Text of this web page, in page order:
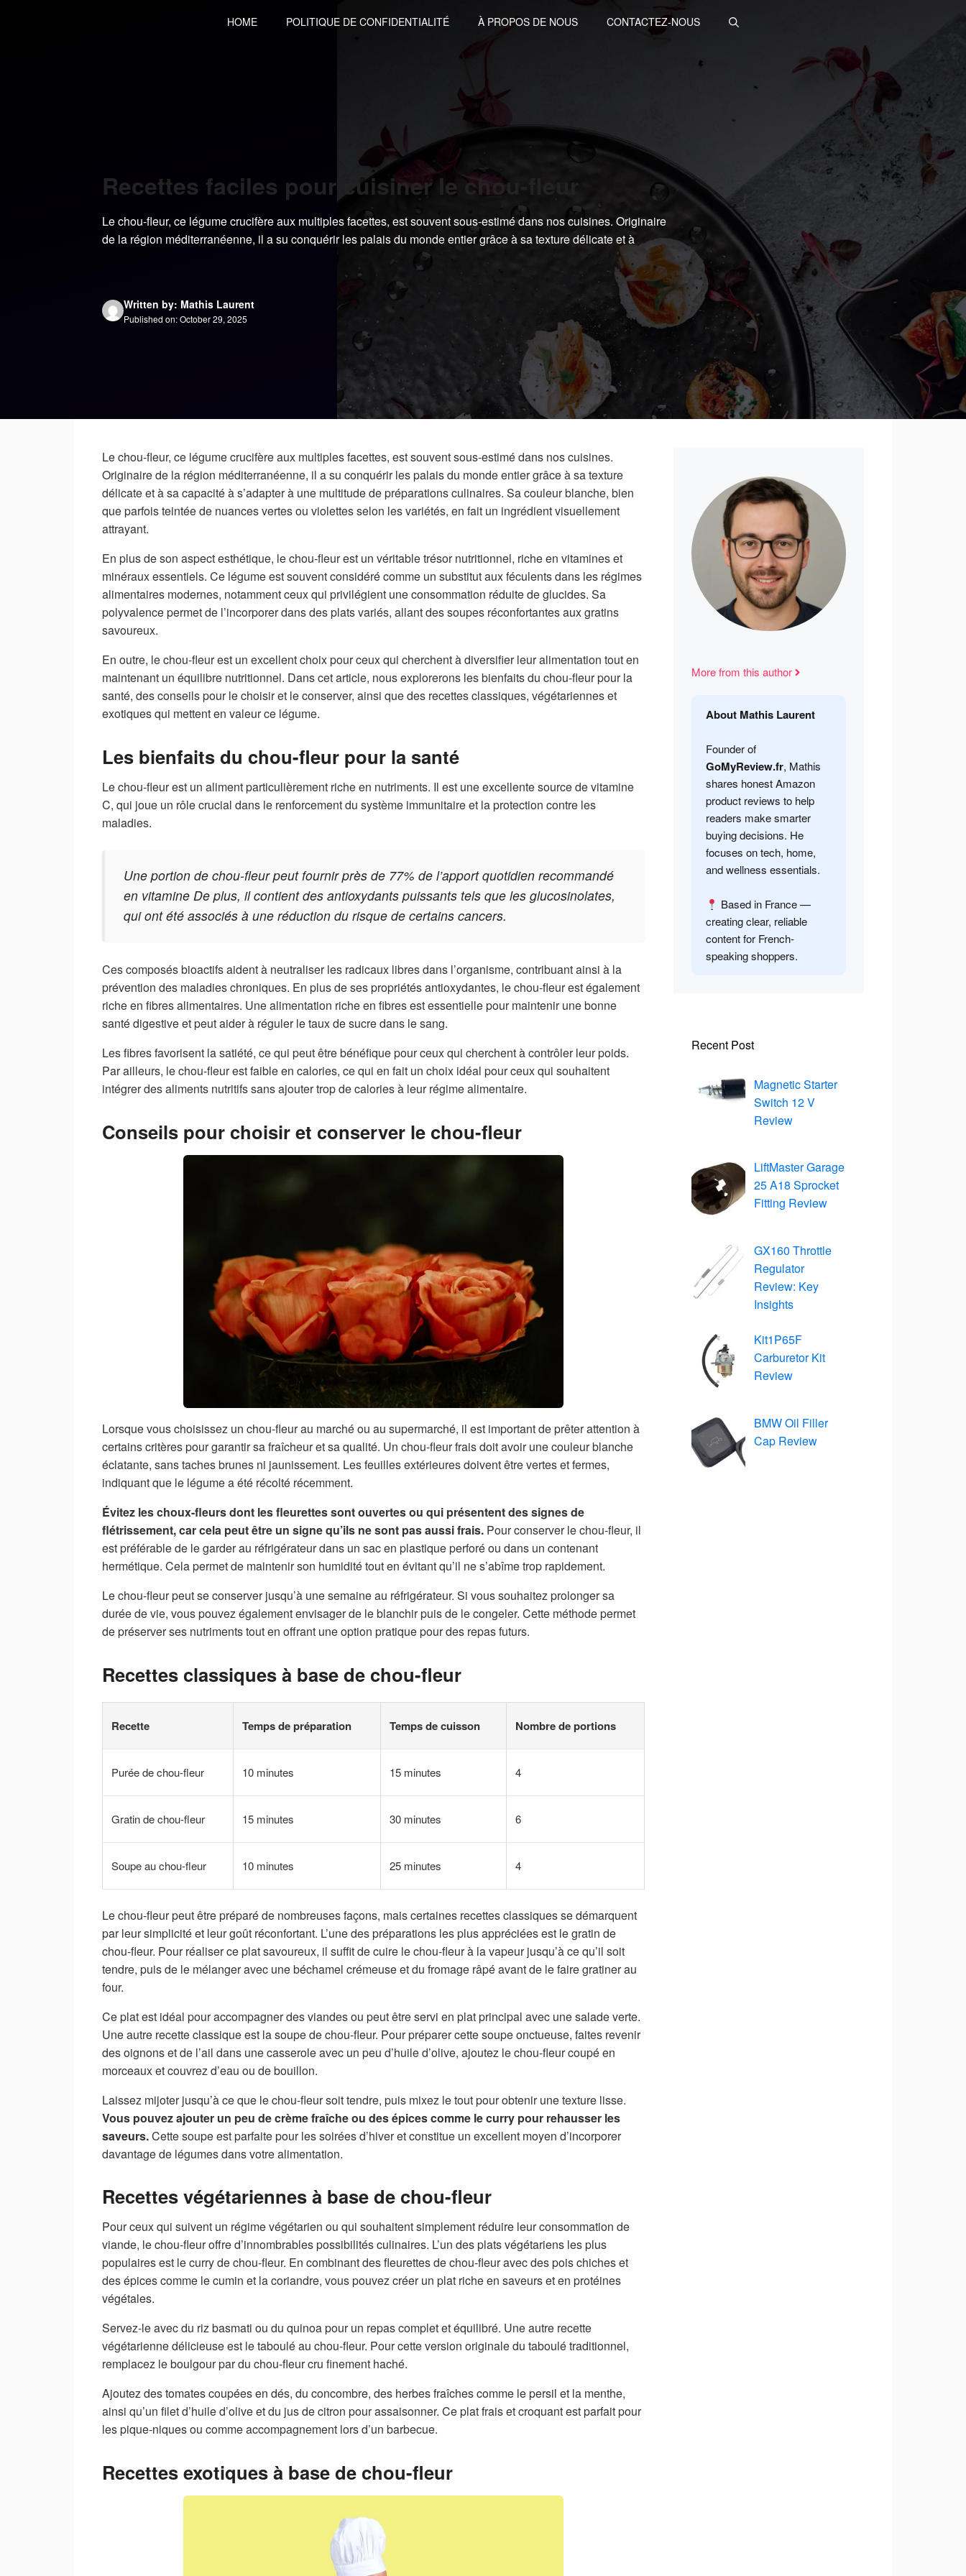
HOME POLITIQUE DE CONFIDENTIALITÉ À PROPOS DE NOUS CONTACTEZ-NOUS
Recettes faciles pour cuisiner le chou-fleur
Le chou-fleur, ce légume crucifère aux multiples facettes, est souvent sous-estimé dans nos cuisines. Originaire
de la région méditerranéenne, il a su conquérir les palais du monde entier grâce à sa texture délicate et à
Written by: Mathis Laurent
Published on: October 29, 2025
Le chou-fleur, ce légume crucifère aux multiples facettes, est souvent sous-estimé dans nos cuisines.
Originaire de la région méditerranéenne, il a su conquérir les palais du monde entier grâce à sa texture
délicate et à sa capacité à s’adapter à une multitude de préparations culinaires. Sa couleur blanche, bien
que parfois teintée de nuances vertes ou violettes selon les variétés, en fait un ingrédient visuellement
attrayant.
En plus de son aspect esthétique, le chou-fleur est un véritable trésor nutritionnel, riche en vitamines et
minéraux essentiels. Ce légume est souvent considéré comme un substitut aux féculents dans les régimes
alimentaires modernes, notamment ceux qui privilégient une consommation réduite de glucides. Sa
polyvalence permet de l’incorporer dans des plats variés, allant des soupes réconfortantes aux gratins
savoureux.
En outre, le chou-fleur est un excellent choix pour ceux qui cherchent à diversifier leur alimentation tout en
maintenant un équilibre nutritionnel. Dans cet article, nous explorerons les bienfaits du chou-fleur pour la
santé, des conseils pour le choisir et le conserver, ainsi que des recettes classiques, végétariennes et
exotiques qui mettent en valeur ce légume.
Les bienfaits du chou-fleur pour la santé
Le chou-fleur est un aliment particulièrement riche en nutriments. Il est une excellente source de vitamine
C, qui joue un rôle crucial dans le renforcement du système immunitaire et la protection contre les
maladies.
Une portion de chou-fleur peut fournir près de 77% de l’apport quotidien recommandé
en vitamine De plus, il contient des antioxydants puissants tels que les glucosinolates,
qui ont été associés à une réduction du risque de certains cancers.
Ces composés bioactifs aident à neutraliser les radicaux libres dans l’organisme, contribuant ainsi à la
prévention des maladies chroniques. En plus de ses propriétés antioxydantes, le chou-fleur est également
riche en fibres alimentaires. Une alimentation riche en fibres est essentielle pour maintenir une bonne
santé digestive et peut aider à réguler le taux de sucre dans le sang.
Les fibres favorisent la satiété, ce qui peut être bénéfique pour ceux qui cherchent à contrôler leur poids.
Par ailleurs, le chou-fleur est faible en calories, ce qui en fait un choix idéal pour ceux qui souhaitent
intégrer des aliments nutritifs sans ajouter trop de calories à leur régime alimentaire.
Conseils pour choisir et conserver le chou-fleur
Lorsque vous choisissez un chou-fleur au marché ou au supermarché, il est important de prêter attention à
certains critères pour garantir sa fraîcheur et sa qualité. Un chou-fleur frais doit avoir une couleur blanche
éclatante, sans taches brunes ni jaunissement. Les feuilles extérieures doivent être vertes et fermes,
indiquant que le légume a été récolté récemment.
Évitez les choux-fleurs dont les fleurettes sont ouvertes ou qui présentent des signes de
flétrissement, car cela peut être un signe qu’ils ne sont pas aussi frais. Pour conserver le chou-fleur, il
est préférable de le garder au réfrigérateur dans un sac en plastique perforé ou dans un contenant
hermétique. Cela permet de maintenir son humidité tout en évitant qu’il ne s’abîme trop rapidement.
Le chou-fleur peut se conserver jusqu’à une semaine au réfrigérateur. Si vous souhaitez prolonger sa
durée de vie, vous pouvez également envisager de le blanchir puis de le congeler. Cette méthode permet
de préserver ses nutriments tout en offrant une option pratique pour des repas futurs.
Recettes classiques à base de chou-fleur
Recette Temps de préparation Temps de cuisson Nombre de portions
Purée de chou-fleur 10 minutes 15 minutes 4
Gratin de chou-fleur 15 minutes 30 minutes 6
Soupe au chou-fleur 10 minutes 25 minutes 4
Le chou-fleur peut être préparé de nombreuses façons, mais certaines recettes classiques se démarquent
par leur simplicité et leur goût réconfortant. L’une des préparations les plus appréciées est le gratin de
chou-fleur. Pour réaliser ce plat savoureux, il suffit de cuire le chou-fleur à la vapeur jusqu’à ce qu’il soit
tendre, puis de le mélanger avec une béchamel crémeuse et du fromage râpé avant de le faire gratiner au
four.
Ce plat est idéal pour accompagner des viandes ou peut être servi en plat principal avec une salade verte.
Une autre recette classique est la soupe de chou-fleur. Pour préparer cette soupe onctueuse, faites revenir
des oignons et de l’ail dans une casserole avec un peu d’huile d’olive, ajoutez le chou-fleur coupé en
morceaux et couvrez d’eau ou de bouillon.
Laissez mijoter jusqu’à ce que le chou-fleur soit tendre, puis mixez le tout pour obtenir une texture lisse.
Vous pouvez ajouter un peu de crème fraîche ou des épices comme le curry pour rehausser les
saveurs.Cette soupe est parfaite pour les soirées d’hiver et constitue un excellent moyen d’incorporer
davantage de légumes dans votre alimentation.
Recettes végétariennes à base de chou-fleur
Pour ceux qui suivent un régime végétarien ou qui souhaitent simplement réduire leur consommation de
viande, le chou-fleur offre d’innombrables possibilités culinaires. L’un des plats végétariens les plus
populaires est le curry de chou-fleur. En combinant des fleurettes de chou-fleur avec des pois chiches et
des épices comme le cumin et la coriandre, vous pouvez créer un plat riche en saveurs et en protéines
végétales.
Servez-le avec du riz basmati ou du quinoa pour un repas complet et équilibré. Une autre recette
végétarienne délicieuse est le taboulé au chou-fleur. Pour cette version originale du taboulé traditionnel,
remplacez le boulgour par du chou-fleur cru finement haché.
Ajoutez des tomates coupées en dés, du concombre, des herbes fraîches comme le persil et la menthe,
ainsi qu’un filet d’huile d’olive et du jus de citron pour assaisonner. Ce plat frais et croquant est parfait pour
les pique-niques ou comme accompagnement lors d’un barbecue.
Recettes exotiques à base de chou-fleur
More from this author
About Mathis Laurent
Founder of
GoMyReview.fr, Mathis
shares honest Amazon
product reviews to help
readers make smarter
buying decisions. He
focuses on tech, home,
and wellness essentials.
Based in France —
creating clear, reliable
content for French-
speaking shoppers.
Recent Post
Magnetic Starter
Switch 12 V
Review
LiftMaster Garage
25 A18 Sprocket
Fitting Review
GX160 Throttle
Regulator
Review: Key
Insights
Kit1P65F
Carburetor Kit
Review
BMW Oil Filler
Cap Review